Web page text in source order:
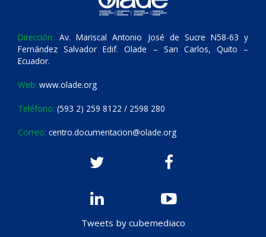
Dirección: Av. Mariscal Antonio José de Sucre N58-63 y
Fernández Salvador Edif. Olade – San Carlos, Quito –
Ecuador.
Web: www.olade.org
Teléfono: (593 2) 259 8122 / 2598 280
Correo: centro.documentacion@olade.org
Tweets by cubemediaco